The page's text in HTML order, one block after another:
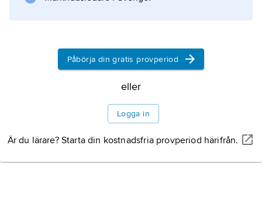
Information om artikeln
Påbörja din gratis provperiod
eller
Logga in
Är du lärare? Starta din kostnadsfria provperiod härifrån.